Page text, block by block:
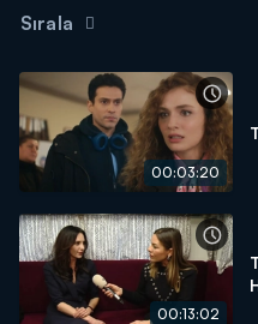
Sırala
00:03:20
00:13:02